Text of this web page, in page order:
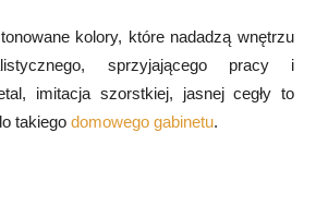
kolory, które nadadzą wnętrzu
sprzyjającego pracy i
imitacja szorstkiej, jasnej cegły to
takiego domowego gabinetu.